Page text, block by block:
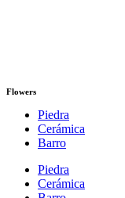
Flowers
Piedra
Cerámica
Barro
Piedra
Cerámica